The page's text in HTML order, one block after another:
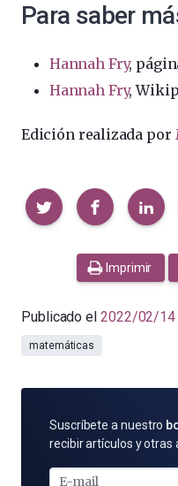
Para saber
Hannah Fry,
Hannah Fry,
Edición realizada por
Compartir
Imprimir
Publicado el 2022/02/14
matemáticas
SUSCRÍBETE
POR
MAIL
Suscríbete a nuestro
recibir artículos y otras